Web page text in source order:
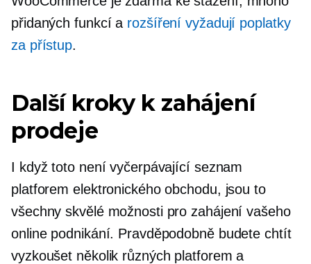
přidaných funkcí a rozšíření vyžadují poplatky
za přístup.
Další kroky k zahájení
prodeje
I když toto není vyčerpávající seznam
platforem elektronického obchodu, jsou to
všechny skvělé možnosti pro zahájení vašeho
online podnikání. Pravděpodobně budete chtít
vyzkoušet několik různých platforem a